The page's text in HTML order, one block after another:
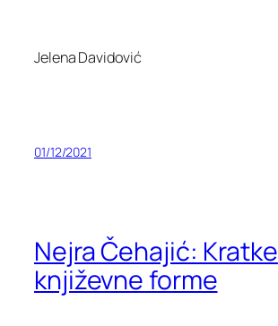
Jelena Davidović
01/12/2021
Nejra Čehajić: Kratke
književne forme